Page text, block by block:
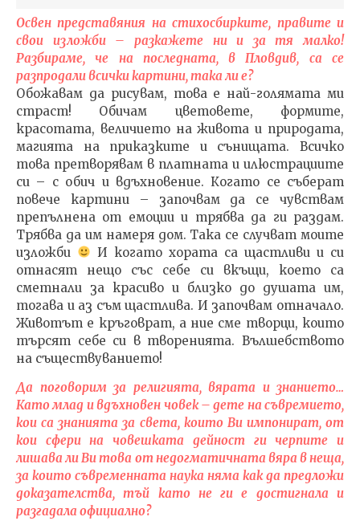
Освен представяния на стихосбирките, правите и
свои изложби – разкажете ни и за тя малко!
Разбираме, че на последната, в Пловдив, са се
разпродали всички картини, така ли е?
Обожавам да рисувам, това е най-голямата ми
страст! Обичам цветовете, формите,
красотата, величието на живота и природата,
магията на приказките и сънищата. Всичко
това претворявам в платната и илюстрациите
си – с обич и вдъхновение. Когато се съберат
повече картини – започвам да се чувствам
препълнена от емоции и трябва да ги раздам.
Трябва да им намеря дом. Така се случват моите
изложби
И когато хората са щастливи и си
отнасят нещо със себе си вкъщи, което са
сметнали за красиво и близко до душата им,
тогава и аз съм щастлива. И започвам отначало.
Животът е кръговрат, а ние сме творци, които
търсят себе си в творенията. Вълшебството
на съществуванието!
Да поговорим за религията, вярата и знанието…
Като млад и вдъхновен човек – дете на съвремието,
кои са знанията за света, които Ви импонират, от
кои сфери на човешката дейност ги черпите и
лишава ли Ви това от недогматичната вяра в неща,
за които съвременната наука няма как да предложи
доказателства, тъй като не ги е достигнала и
разгадала официално?